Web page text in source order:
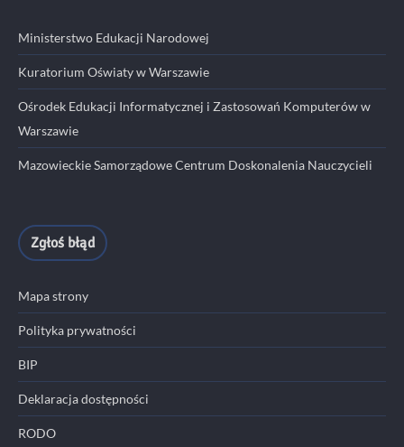
Ministerstwo Edukacji Narodowej
Kuratorium Oświaty w Warszawie
Ośrodek Edukacji Informatycznej i Zastosowań Komputerów w
Warszawie
Mazowieckie Samorządowe Centrum Doskonalenia Nauczycieli
Zgłoś błąd
Mapa strony
Polityka prywatności
BIP
Deklaracja dostępności
RODO